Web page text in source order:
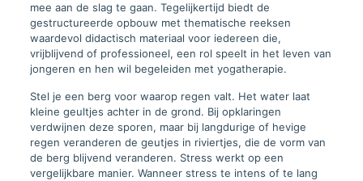
mee aan de slag te gaan. Tegelijkertijd biedt de
gestructureerde opbouw met thematische reeksen
waardevol didactisch materiaal voor iedereen die,
vrijblijvend of professioneel, een rol speelt in het leven van
jongeren en hen wil begeleiden met yogatherapie.
Stel je een berg voor waarop regen valt. Het water laat
kleine geultjes achter in de grond. Bij opklaringen
verdwijnen deze sporen, maar bij langdurige of hevige
regen veranderen de geutjes in riviertjes, die de vorm van
de berg blijvend veranderen. Stress werkt op een
vergelijkbare manier. Wanneer stress te intens of te lang